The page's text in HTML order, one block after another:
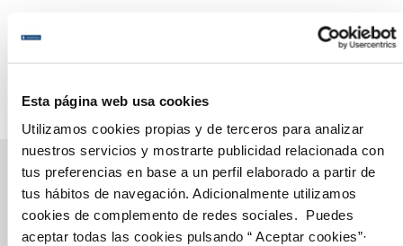
Esta página web usa cookies
Utilizamos cookies propias y de terceros para analizar
nuestros servicios y mostrarte publicidad relacionada con
tus preferencias en base a un perfil elaborado a partir de
tus hábitos de navegación. Adicionalmente utilizamos
cookies de complemento de redes sociales. Puedes
aceptar todas las cookies pulsando “ Aceptar cookies”·
Página 23 de 102
Gestiones Online